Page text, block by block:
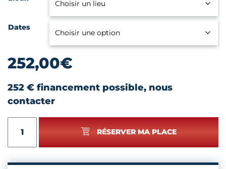
Dates
252,00€
252 € financement possible, nous
contacter
REVIENT
RÉSERVER MA PLACE